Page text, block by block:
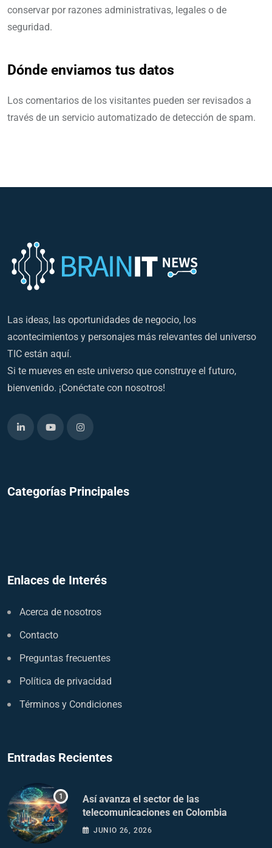
conservar por razones administrativas, legales o de
seguridad.
Dónde enviamos tus datos
Los comentarios de los visitantes pueden ser revisados a
través de un servicio automatizado de detección de spam.
Las ideas, las oportunidades de negocio, los
acontecimientos y personajes más relevantes del universo
TIC están aquí.
Si te mueves en este universo que construye el futuro,
bienvenido. ¡Conéctate con nosotros!
Categorías Principales
Enlaces de Interés
Acerca de nosotros
Contacto
Preguntas frecuentes
Política de privacidad
Términos y Condiciones
Entradas Recientes
Así avanza el sector de las
telecomunicaciones en Colombia
JUNIO 26, 2026